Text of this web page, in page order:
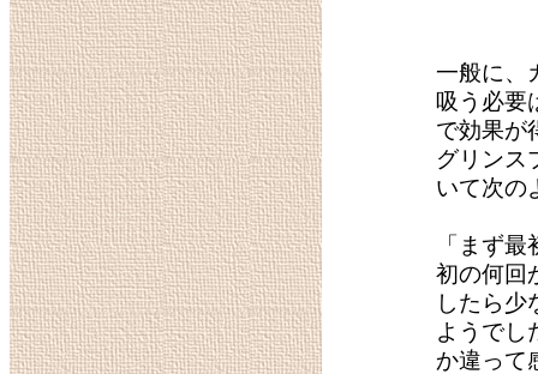
一般に、
吸う必要
で効果が
グリンス
いて次の
「まず
初の何回
したら少
ようでし
か違って